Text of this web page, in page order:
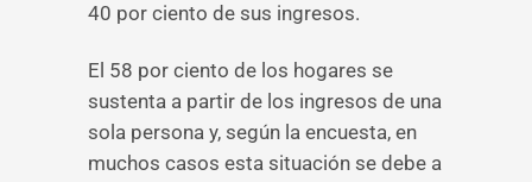
40 por ciento de sus ingresos.
El 58 por ciento de los hogares se
sustenta a partir de los ingresos de una
sola persona y, según la encuesta, en
muchos casos esta situación se debe a